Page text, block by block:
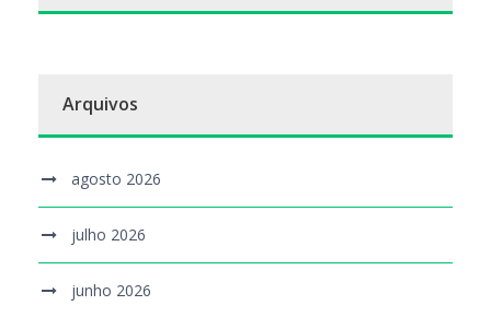
Arquivos
agosto 2026
julho 2026
junho 2026